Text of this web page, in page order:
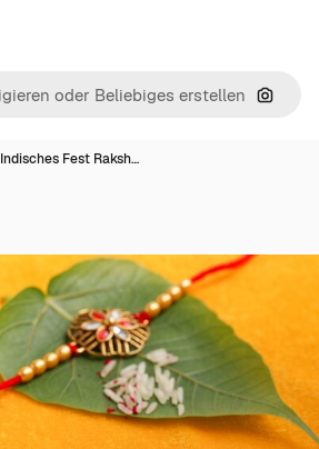
Nach
Indisches Fest Raksh…